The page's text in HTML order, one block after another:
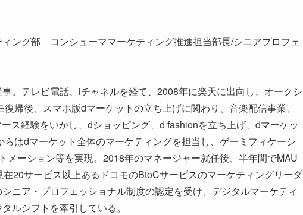
ング部 コンシューママーケティング推進担当部長/シニアプロフェ
。テレビ電話、iチャネルを経て、2008年に楽天に出向し、オークシ
帰後、スマホ版dマーケットの立ち上げに関わり、音楽配信事業、
ス経験をいかし、dショッピング、d fashionを立ち上げ、dマーケッ
はdマーケット全体のマーケティングを担当し、ゲーミフィケーシ
メーション等を実現。2018年のマネージャー就任後、半年間でMAU
20サービス以上あるドコモのBtoCサービスのマーケティングリーダ
ニア・プロフェッショナル制度の認定を受け、デジタルマーケティ
ルシフトを牽引している。